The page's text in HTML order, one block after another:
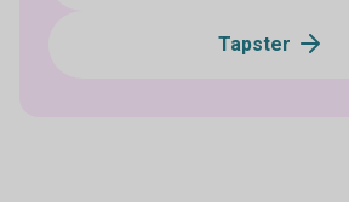
Tapster